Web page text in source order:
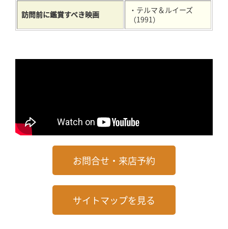
訪問前に鑑賞すべき映画
・テルマ＆ルイーズ
（1991）
お問合せ・来店予約
サイトマップを見る